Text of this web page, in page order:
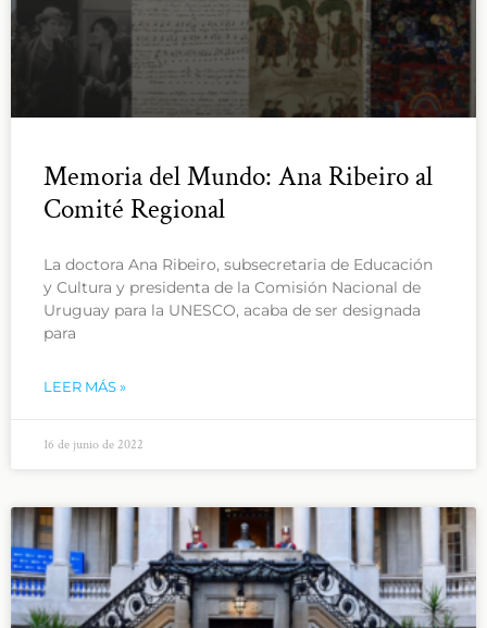
Memoria del Mundo: Ana Ribeiro al
Comité Regional
La doctora Ana Ribeiro, subsecretaria de Educación
y Cultura y presidenta de la Comisión Nacional de
Uruguay para la UNESCO, acaba de ser designada
para
LEER MÁS »
16 de junio de 2022